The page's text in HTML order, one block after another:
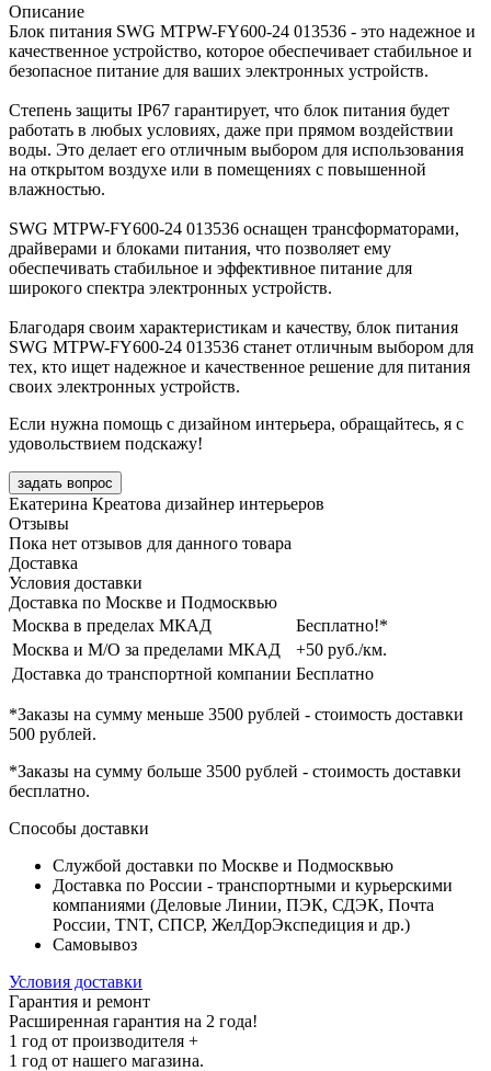
Описание
Блок питания SWG MTPW-FY600-24 013536 - это надежное и
качественное устройство, которое обеспечивает стабильное и
безопасное питание для ваших электронных устройств.
Степень защиты IP67 гарантирует, что блок питания будет
работать в любых условиях, даже при прямом воздействии
воды. Это делает его отличным выбором для использования
на открытом воздухе или в помещениях с повышенной
влажностью.
SWG MTPW-FY600-24 013536 оснащен трансформаторами,
драйверами и блоками питания, что позволяет ему
обеспечивать стабильное и эффективное питание для
широкого спектра электронных устройств.
Благодаря своим характеристикам и качеству, блок питания
SWG MTPW-FY600-24 013536 станет отличным выбором для
тех, кто ищет надежное и качественное решение для питания
своих электронных устройств.
Если нужна помощь с дизайном интерьера, обращайтесь, я с
удовольствием подскажу!
задать вопрос
Екатерина Креатова дизайнер интерьеров
Отзывы
Пока нет отзывов для данного товара
Доставка
Условия доставки
Доставка по Москве и Подмосквью
Москва в пределах МКАД
Бесплатно!*
Москва и М/О за пределами МКАД
+50 руб./км.
Доставка до транспортной компании Бесплатно
*Заказы на сумму меньше 3500 рублей - стоимость доставки
500 рублей.
*Заказы на сумму больше 3500 рублей - стоимость доставки
бесплатно.
Способы доставки
Службой доставки по Москве и Подмосквью
Доставка по России - транспортными и курьерскими
компаниями (Деловые Линии, ПЭК, СДЭК, Почта
России, TNT, СПСР, ЖелДорЭкспедиция и др.)
Самовывоз
Условия доставки
Гарантия и ремонт
Расширенная гарантия на 2 года!
1 год от производителя +
1 год от нашего магазина.